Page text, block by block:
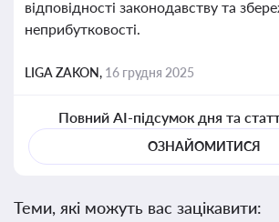
відповідності законодавству та
неприбутковості.
LIGA ZAKON, 16 грудня 2025
Повний AI-підсумок дня та
ОЗНАЙОМИТИСЯ
Теми, які можуть вас зацікавити: